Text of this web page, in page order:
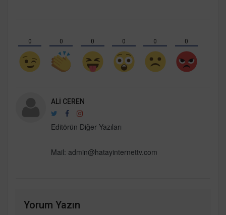
0 0 0 0 0 0
ALI CEREN
Editörün Diğer Yazıları
Mail: admin@hatayinternettv.com
Yorum Yazın